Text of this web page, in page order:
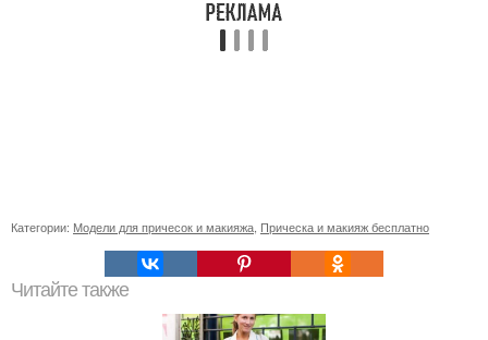
Категории: Модели для причесок и макияжа Прическа и макияж бесплатно
Читайте также